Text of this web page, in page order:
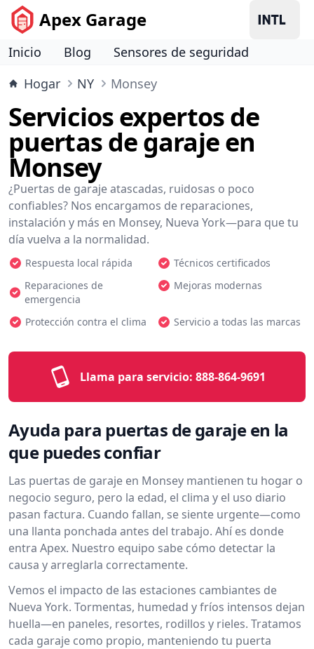
Apex Garage
Inicio Blog
Sensores de seguridad
Hogar
NY Monsey
Servicios expertos de
puertas de garaje en
Monsey
¿Puertas de garaje atascadas, ruidosas o poco
confiables? Nos encargamos de reparaciones,
instalación y más en Monsey, Nueva York—para que tu
día vuelva a la normalidad.
Respuesta local rápida
Técnicos certificados
Reparaciones de
emergencia
Mejoras modernas
Protección contra el clima Servicio a todas las marcas
Llama para servicio: 888-864-9691
Ayuda para puertas de garaje en la
que puedes confiar
Las puertas de garaje en Monsey mantienen tu hogar o
negocio seguro, pero la edad, el clima y el uso diario
pasan factura. Cuando fallan, se siente urgente—como
una llanta ponchada antes del trabajo. Ahí es donde
entra Apex. Nuestro equipo sabe cómo detectar la
causa y arreglarla correctamente.
Vemos el impacto de las estaciones cambiantes de
Nueva York. Tormentas, humedad y fríos intensos dejan
huella—en paneles, resortes, rodillos y rieles. Tratamos
cada garaje como propio, manteniendo tu puerta